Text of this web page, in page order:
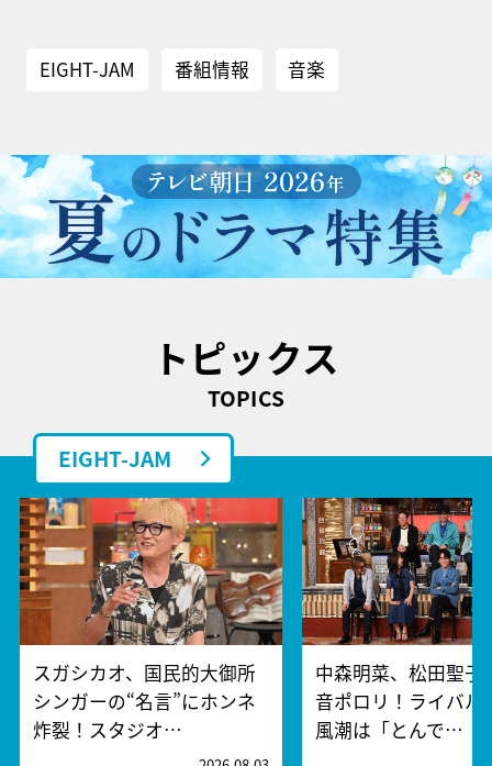
EIGHT-JAM 番組情報 音楽
トピックス
TOPICS
EIGHT-JAM
スガシカオ、国民的大御所
シンガーの“名言”にホンネ
炸裂！スタジオ…
中森明菜、松田聖子
音ポロリ！ライバル
風潮は「とんで…